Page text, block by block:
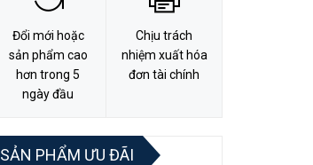
Đổi mới hoặc
sản phẩm cao
hơn trong 5
ngày đầu
Chịu trách
nhiệm xuất hóa
đơn tài chính
SẢN PHẨM ƯU ĐÃI